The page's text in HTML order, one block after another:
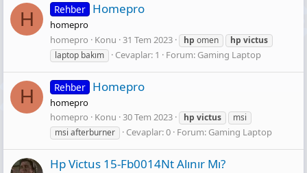
H Rehber Homepro
homepro
homepro
Konu 31 Tem 2023 hp omen hp victus
laptop bakım
Cevaplar: 1 Forum: Gaming Laptop
H Rehber Homepro
homepro
homepro
Konu 30 Tem 2023 hp victus
msi
msi afterburner
Cevaplar: 0 Forum: Gaming Laptop
Hp Victus 15-Fb0014Nt Alınır Mı?